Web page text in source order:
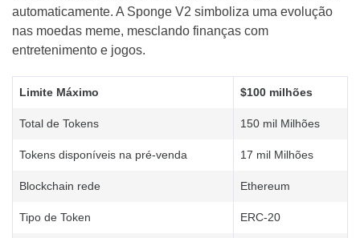
automaticamente. A Sponge V2 simboliza uma evolução
nas moedas meme, mesclando finanças com
entretenimento e jogos.
Limite Máximo $100 milhões
Total de Tokens 150 mil Milhões
Tokens disponíveis na pré-venda 17 mil Milhões
Blockchain rede Ethereum
Tipo de Token ERC-20